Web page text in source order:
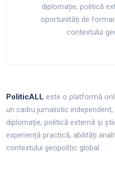
diplomație, politică
oportunități de
contextului
PoliticALL este o platformă
un cadru jurnalistic
diplomație, politică externă și
experiență practică, abilități
contextului geopolitic global.